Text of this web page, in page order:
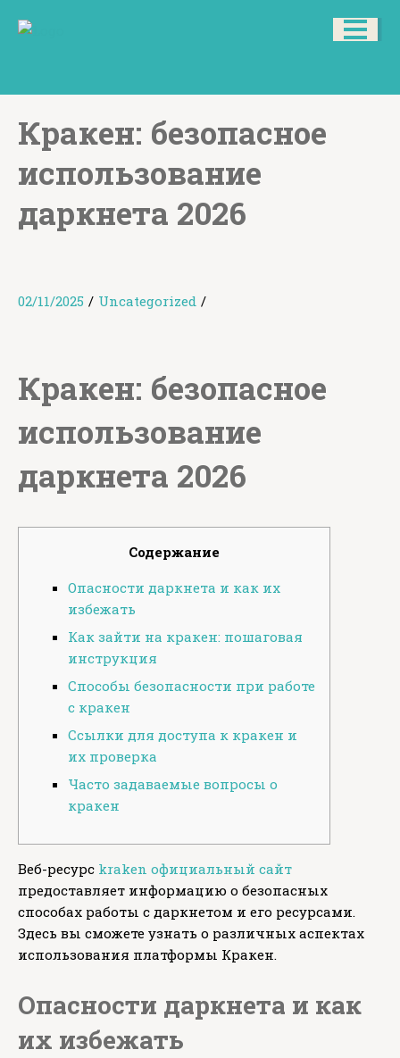
Кракен: безопасное
использование
даркнета 2026
02/11/2025 / Uncategorized /
Кракен: безопасное
использование
даркнета 2026
Содержание
Опасности даркнета и как их
избежать
Как зайти на кракен: пошаговая
инструкция
Способы безопасности при работе
с кракен
Ссылки для доступа к кракен и
их проверка
Часто задаваемые вопросы о
кракен
Веб-ресурс kraken официальный сайт
предоставляет информацию о безопасных
способах работы с даркнетом и его ресурсами.
Здесь вы сможете узнать о различных аспектах
использования платформы Кракен.
Опасности даркнета и как
их избежать